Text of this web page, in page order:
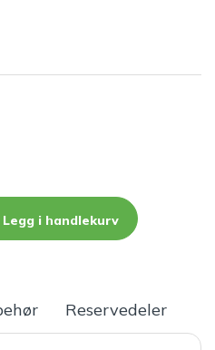
Legg i handlekurv
Reservedeler